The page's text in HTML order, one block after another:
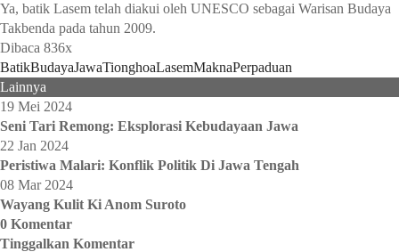
Ya, batik Lasem telah diakui oleh UNESCO sebagai Warisan Budaya
Takbenda pada tahun 2009.
Dibaca 836x
BatikBudayaJawaTionghoaLasemMaknaPerpaduan
Lainnya
19 Mei 2024
Seni Tari Remong: Eksplorasi Kebudayaan Jawa
22 Jan 2024
Peristiwa Malari: Konflik Politik Di Jawa Tengah
08 Mar 2024
Wayang Kulit Ki Anom Suroto
0 Komentar
Tinggalkan Komentar